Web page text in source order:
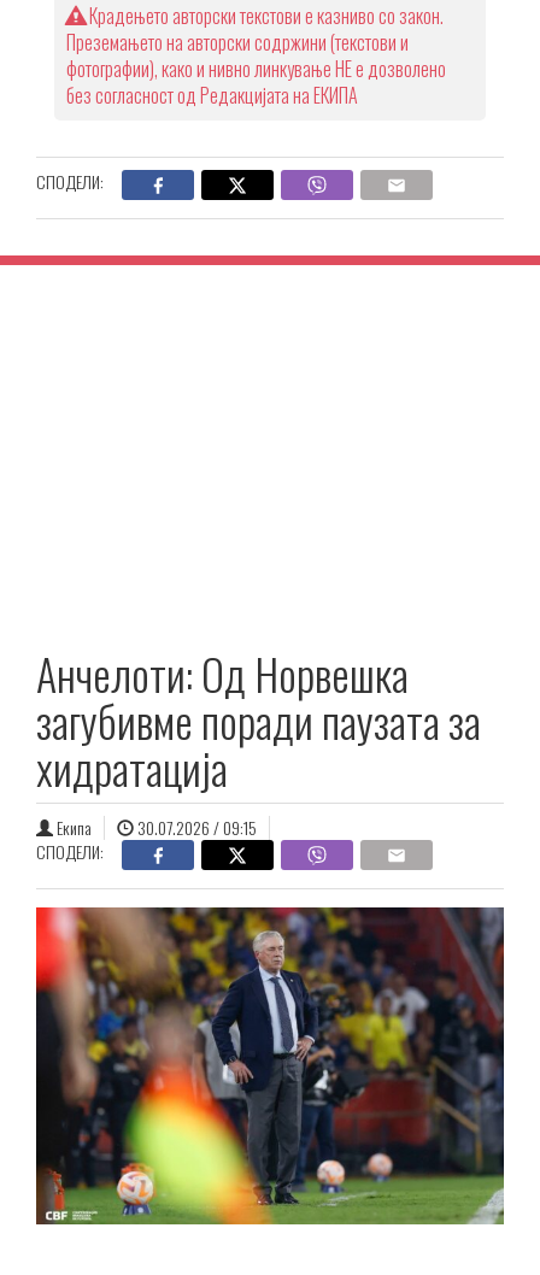
Крадењето авторски текстови е казниво со закон.
Преземањето на авторски содржини (текстови и
фотографии), како и нивно линкување НЕ е дозволено
без согласност од Редакцијата на ЕКИПА
СПОДЕЛИ:
Анчелоти: Од Норвешка
загубивме поради паузата за
хидратација
Екипа
30.07.2026 / 09:15
СПОДЕЛИ: